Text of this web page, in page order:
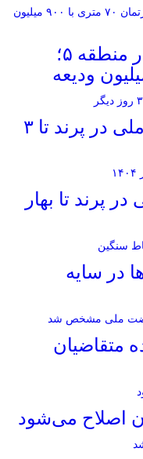
نرخ‌ رهن و اجاره مسکن در منطقه ۵؛
تحویل ۴۵۰۰ واحد مسکن ملی در پرند تا ۳
در پرند تا بهار
در سایه
متقاضیان
اصلاح می‌شود